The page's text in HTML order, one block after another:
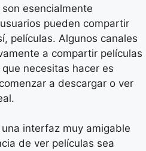
son esencialmente
pueden compartir
películas. Algunos canales
a compartir películas
necesitas hacer es
a descargar o ver
interfaz muy amigable
de ver películas sea